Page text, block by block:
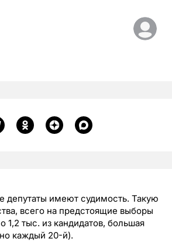
депутаты имеют судимость. Такую
всего на предстоящие выборы
тыс. из кандидатов, большая
каждый 20-й).